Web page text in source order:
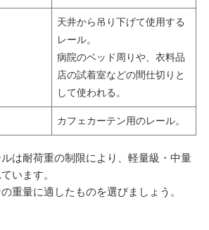
天井から吊り下げて使用する
レール。
病院のベッド周りや、衣料品
店の試着室などの間仕切りと
して使われる。
カフェカーテン用のレール。
は耐荷重の制限により、軽量級・中量
います。
重量に適したものを選びましょう。